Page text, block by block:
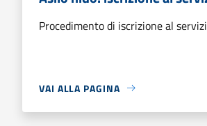
Procedimento di iscrizione al
VAI ALLA PAGINA